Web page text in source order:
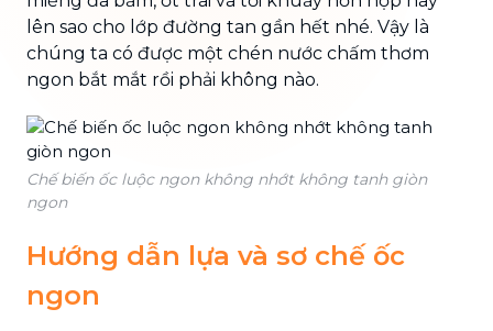
lên sao cho lớp đường tan gần hết nhé. Vậy là
chúng ta có được một chén nước chấm thơm
ngon bắt mắt rồi phải không nào.
Chế biến ốc luộc ngon không nhớt không tanh giòn
ngon
Hướng dẫn lựa và sơ chế ốc
ngon